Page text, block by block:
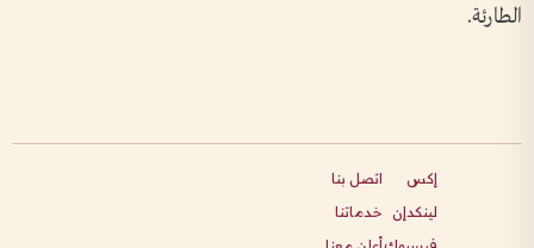
الطارئة.
إكس
لينكدإن
اتصل بنا
خدماتنا